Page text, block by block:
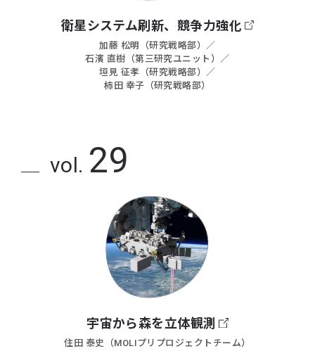
衛星システム刷新、競争力強化
加藤 松明（研究戦略部）／
石濱 直樹（第三研究ユニット）／
垣見 征孝（研究戦略部）／
柿田 幸子（研究戦略部）
宇宙から森を立体観測
vol. 29
住田 泰史（MOLIプリプロジェクトチーム）